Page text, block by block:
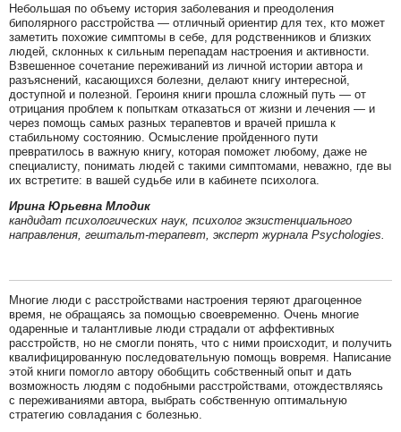
Небольшая по объему история заболевания и преодоления
биполярного расстройства — отличный ориентир для тех, кто может
заметить похожие симптомы в себе, для родственников и близких
людей, склонных к сильным перепадам настроения и активности.
Взвешенное сочетание переживаний из личной истории автора и
разъяснений, касающихся болезни, делают книгу интересной,
доступной и полезной. Героиня книги прошла сложный путь — от
отрицания проблем к попыткам отказаться от жизни и лечения — и
через помощь самых разных терапевтов и врачей пришла к
стабильному состоянию. Осмысление пройденного пути
превратилось в важную книгу, которая поможет любому, даже не
специалисту, понимать людей с такими симптомами, неважно, где вы
их встретите: в вашей судьбе или в кабинете психолога.
Ирина Юрьевна Млодик
кандидат психологических наук, психолог экзистенциального
направления, гештальт-терапевт, эксперт журнала Psychologies.
Многие люди с расстройствами настроения теряют драгоценное
время, не обращаясь за помощью своевременно. Очень многие
одаренные и талантливые люди страдали от аффективных
расстройств, но не смогли понять, что с ними происходит, и получить
квалифицированную последовательную помощь вовремя. Написание
этой книги помогло автору обобщить собственный опыт и дать
возможность людям с подобными расстройствами, отождествляясь
с переживаниями автора, выбрать собственную оптимальную
стратегию совладания с болезнью.